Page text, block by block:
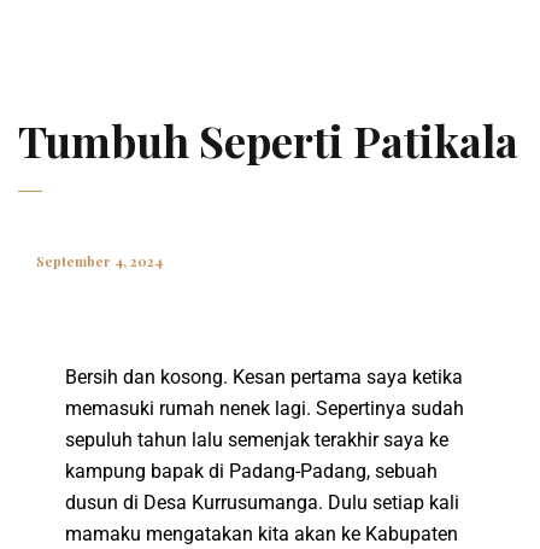
Tumbuh Seperti Patikala
September 4, 2024
Bersih dan kosong. Kesan pertama saya ketika
memasuki rumah nenek lagi. Sepertinya sudah
sepuluh tahun lalu semenjak terakhir saya ke
kampung bapak di Padang-Padang, sebuah
dusun di Desa Kurrusumanga. Dulu setiap kali
mamaku mengatakan kita akan ke Kabupaten